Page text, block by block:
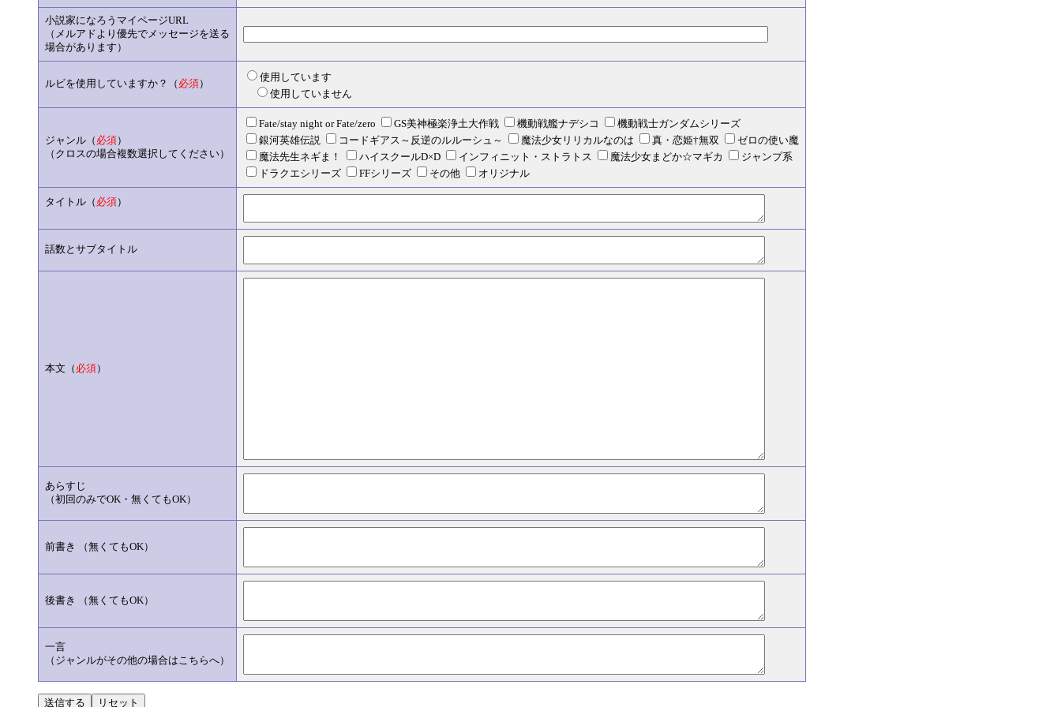
小説家になろうマイページURL
（メルアドより優先でメッセージを送る
場合があります）
ルビを使用していますか？（ 必須）
使用しています
使用していません
ジャンル（ 必須）
（クロスの場合複数選択してください）
Fate/stay night or Fate/zero GS美神極楽浄土大作戦 機動戦艦ナデシコ
機動戦士ガンダムシリーズ
銀河英雄伝説
コードギアス～反逆のルルーシュ～ 魔法少女リリカルなのは 真・恋姫†無双
ゼロの使い魔
魔法先生ネギま！
ハイスクールD×D インフィニット・ストラトス 魔法少女まどか☆マギカ
ジャンプ系
ドラクエシリーズ
FFシリーズ その他 オリジナル
タイトル（ 必須）
話数とサブタイトル
本文（ 必須）
あらすじ
（初回のみでOK・無くてもOK）
前書き （無くてもOK）
後書き （無くてもOK）
一言
（ジャンルがその他の場合はこちらへ）